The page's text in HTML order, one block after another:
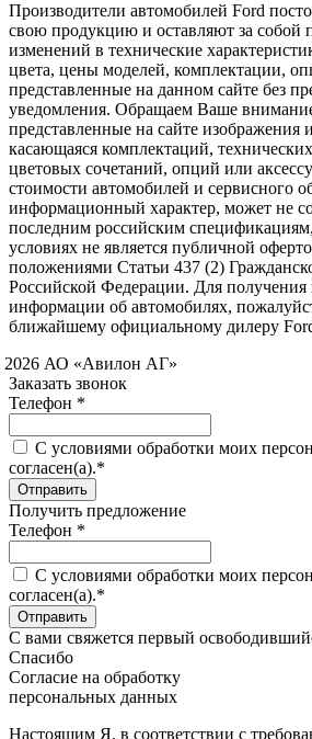
Производители автомобилей Ford
свою продукцию и оставляют за собой
изменений в технические
цвета, цены моделей, комплектации,
представленные на данном сайте без
уведомления. Обращаем Ваше
представленные на сайте изображения
касающаяся комплектаций,
цветовых сочетаний, опций или
стоимости автомобилей и сервисного
информационный характер, может не
последним российским
условиях не является публичной
положениями Статьи 437 (2)
Российской Федерации. Для получения
информации об автомобилях,
ближайшему официальному дилеру
АО «Авилон АГ»
Заказать звонок
Телефон *
C условиями обработки моих
согласен(а).*
Получить предложение
Телефон *
C условиями обработки моих
согласен(а).*
С вами свяжется первый
Спасибо
Согласие на обработку
персональных данных
Настоящим Я, в соответствии с